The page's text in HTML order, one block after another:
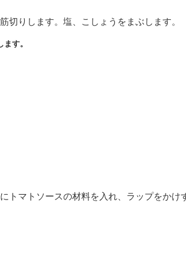
切りします。塩、こしょうをまぶします。
す。
トマトソースの材料を入れ、ラップをかけ